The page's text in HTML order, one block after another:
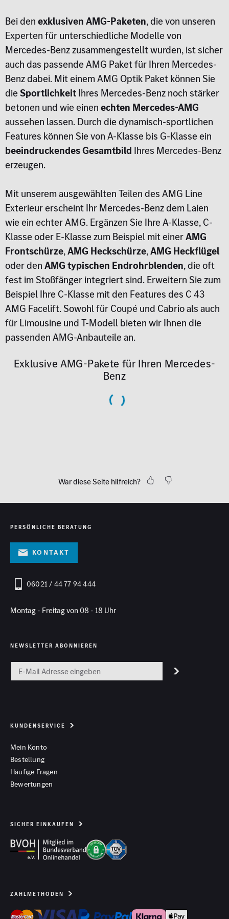
Bei denexklusiven AMG-Paketen, die von unseren
Experten für unterschiedliche Modelle von
Mercedes-Benz zusammengestellt wurden, ist sicher
auch das passende AMG Paket für Ihren Mercedes-
Benz dabei. Mit einem AMG Optik Paket können Sie
dieSportlichkeitIhres Mercedes-Benz noch stärker
betonen und wie einenechten Mercedes-AMG
aussehen lassen. Durch die dynamisch-sportlichen
Features können Sie von A-Klasse bis G-Klasse ein
beeindruckendes Gesamtbild Ihres Mercedes-Benz
erzeugen.
Mit unserem ausgewählten Teilen des AMG Line
Exterieur erscheint Ihr Mercedes-Benz dem Laien
wie ein echter AMG. Ergänzen Sie Ihre A-Klasse, C-
Klasse oder E-Klasse zum Beispiel mit einerAMG
Frontschürze,AMG Heckschürze,AMG Heckflügel
oder denAMG typischen Endrohrblenden, die oft
fest im Stoßfänger integriert sind. Erweitern Sie zum
Beispiel Ihre C-Klasse mit den Features des C 43
AMG Facelift. Sowohl für Coupé und Cabrio als auch
für Limousine und T-Modell bieten wir Ihnen die
passenden AMG-Anbauteile an.
Exklusive AMG-Pakete für Ihren Mercedes-
Benz
War diese Seite hilfreich?
PERSÖNLICHE BERATUNG
Kontakt
06021 / 44 77 94 444
Montag - Freitag von 08 - 18 Uhr
NEWSLETTER ABONNIEREN
KUNDENSERVICE
Mein Konto
Bestellung
Häufige Fragen
Bewertungen
SICHER EINKAUFEN
ZAHLMETHODEN